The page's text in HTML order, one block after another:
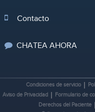
Contacto
CHATEA AHORA
Condiciones de servicio
Aviso de Privacidad
Formulario de
Derechos del Paciente